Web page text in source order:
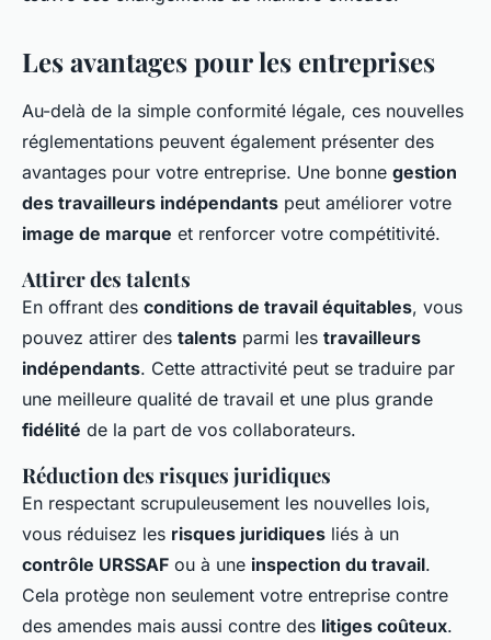
Les avantages pour les entreprises
Au-delà de la simple conformité légale, ces nouvelles
réglementations peuvent également présenter des
avantages pour votre entreprise. Une bonne gestion
des travailleurs indépendants peut améliorer votre
image de marque et renforcer votre compétitivité.
Attirer des talents
En offrant des conditions de travail équitables, vous
pouvez attirer des talents parmi les travailleurs
indépendants. Cette attractivité peut se traduire par
une meilleure qualité de travail et une plus grande
fidélité de la part de vos collaborateurs.
Réduction des risques juridiques
En respectant scrupuleusement les nouvelles lois,
vous réduisez les risques juridiques liés à un
contrôle URSSAF ou à une inspection du travail.
Cela protège non seulement votre entreprise contre
des amendes mais aussi contre des litiges coûteux.